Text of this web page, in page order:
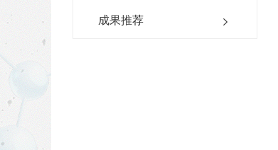
成果推荐